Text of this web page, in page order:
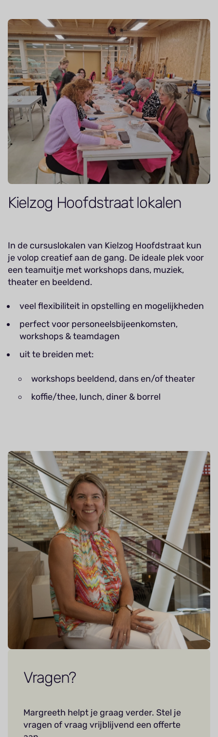
Kielzog Hoofdstraat lokalen
In de cursuslokalen van Kielzog Hoofdstraat kun
je volop creatief aan de gang. De ideale plek voor
een teamuitje met workshops dans, muziek,
theater en beeldend.
veel flexibiliteit in opstelling en mogelijkheden
perfect voor personeelsbijeenkomsten,
workshops & teamdagen
uit te breiden met:
workshops beeldend, dans en/of theater
koffie/thee, lunch, diner & borrel
Vragen?
Margreeth helpt je graag verder. Stel je
vragen of vraag vrijblijvend een offerte